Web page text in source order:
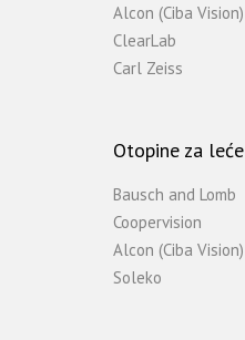
Alcon (Ciba Vision)
ClearLab
Carl Zeiss
Otopine za leće
Bausch and Lomb
Coopervision
Alcon (Ciba Vision)
Soleko